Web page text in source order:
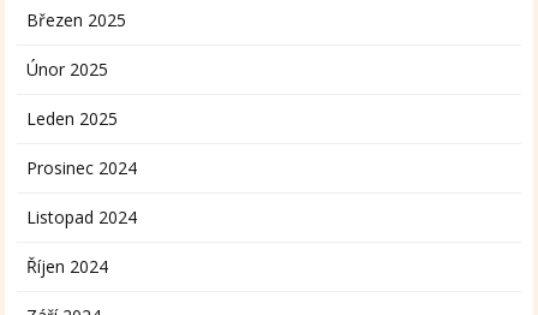
Březen 2025
Únor 2025
Leden 2025
Prosinec 2024
Listopad 2024
Říjen 2024